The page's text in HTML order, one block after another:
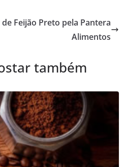
Feijão Preto pela Pantera
Alimentos
também